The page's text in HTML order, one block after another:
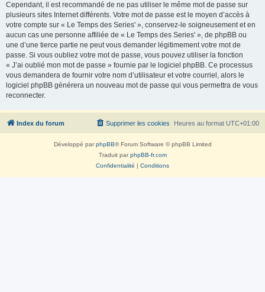
Cependant, il est recommandé de ne pas utiliser le même mot de passe sur
plusieurs sites Internet différents. Votre mot de passe est le moyen d’accès à
votre compte sur « Le Temps des Series' », conservez-le soigneusement et en
aucun cas une personne affiliée de « Le Temps des Series' », de phpBB ou
une d’une tierce partie ne peut vous demander légitimement votre mot de
passe. Si vous oubliez votre mot de passe, vous pouvez utiliser la fonction
« J’ai oublié mon mot de passe » fournie par le logiciel phpBB. Ce processus
vous demandera de fournir votre nom d’utilisateur et votre courriel, alors le
logiciel phpBB générera un nouveau mot de passe qui vous permettra de vous
reconnecter.
Index du forum Heures au format UTC+01:00
Supprimer les cookies
Développé parphpBB® Forum Software © phpBB Limited
Traduit parphpBB-fr.com
Confidentialité | Conditions